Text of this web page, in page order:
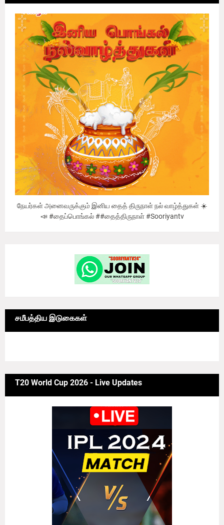
நேயர்கள் அனைவருக்கும் இனிய தைத் திருநாள் நல் வாழ்த்துகள் ☀️
📣 #தைப்பொங்கல் ##தைத்திருநாள் #Sooriyantv
சமீபத்திய இடுகைகள்
T20 World Cup 2026 - Live Updates